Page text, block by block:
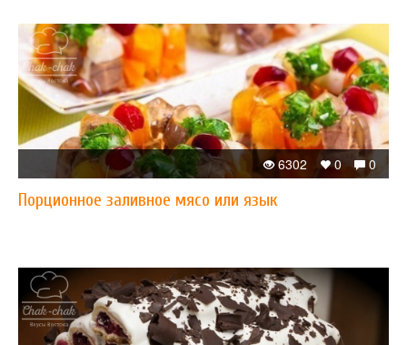
0
0
6302
Порционное заливное мясо или язык